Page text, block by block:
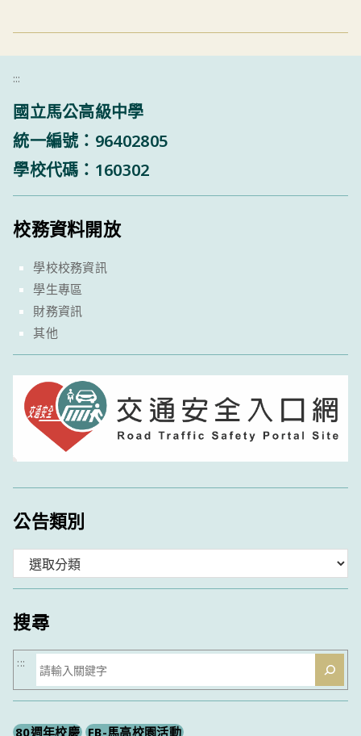
:::
國立馬公高級中學
統一編號：96402805
學校代碼：160302
校務資料開放
學校校務資訊
學生專區
財務資訊
其他
公告類別
類
搜尋
搜
尋
:::
80週年校慶 FB-馬高校園活動